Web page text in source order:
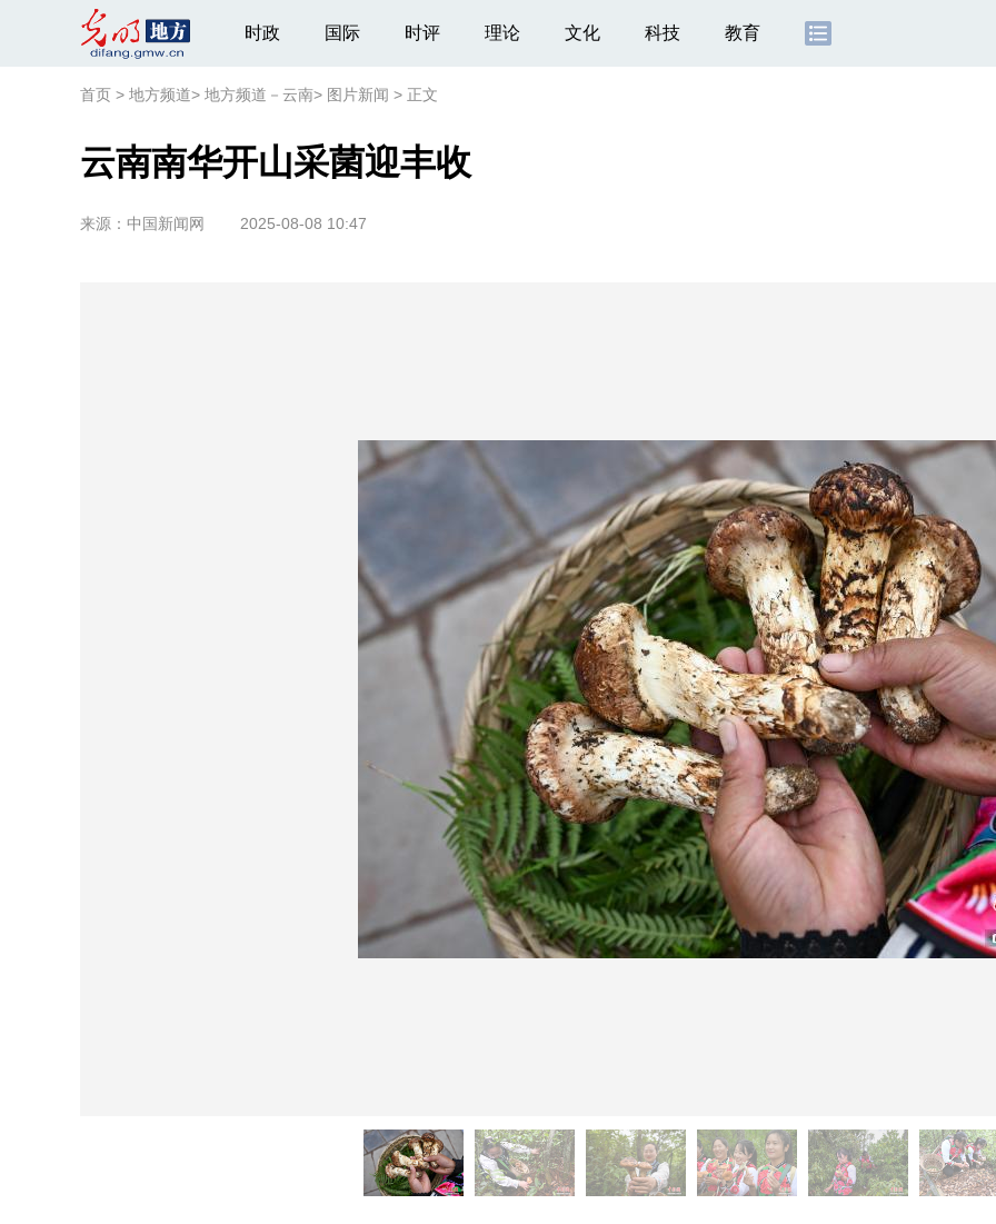
时政 国际 时评 理论 文化 科技 教育
首页 > 地方频道> 地方频道－云南> 图片新闻 > 正文
云南南华开山采菌迎丰收
来源： 中国新闻网 2025-08-08 10:47